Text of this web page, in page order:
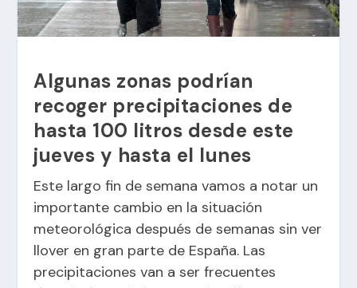
Algunas zonas podrían
recoger precipitaciones de
hasta 100 litros desde este
jueves y hasta el lunes
Este largo fin de semana vamos a notar un
importante cambio en la situación
meteorológica después de semanas sin ver
llover en gran parte de España. Las
precipitaciones van a ser frecuentes